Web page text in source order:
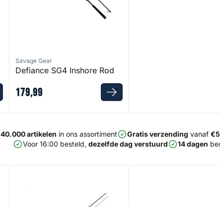
Savage Gear
Defiance SG4 Inshore Rod
179,99
40.000 artikelen in ons assortiment Gratis verzending vanaf
Voor 16:00 besteld,dezelfde dag verstuurd 14 dagen